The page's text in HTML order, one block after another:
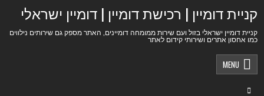
קניית דומיין | רכישת דומיין | דומיין ישראלי
קניית דומיין ישראלי בזול ועם שירות ממומחה דומיינים, האתר מספק גם שירותים נילווים
כמו אחסון אתרים ושירותי קידום לאתר
MENU